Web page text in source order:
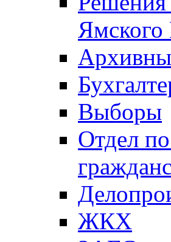
Выборы
Отдел
ЖКХ